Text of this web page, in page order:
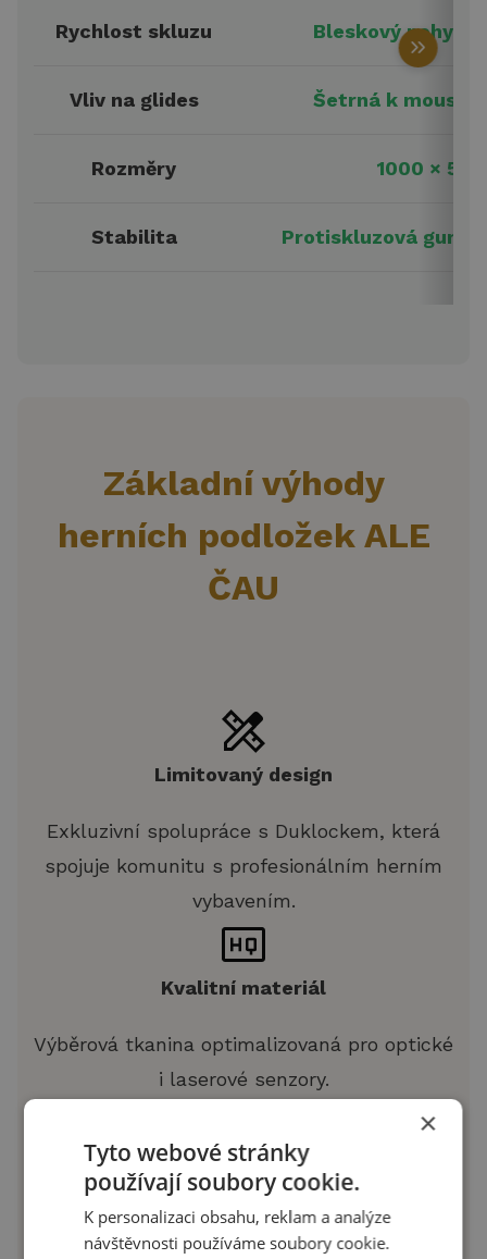
Rychlost skluzu Bleskový pohyb
Vliv na glides Šetrná k mouse
Rozměry 1000 ×
Stabilita Protiskluzová
keyboard_double_arrow_right
Základní výhody
herních podložek ALE
ČAU
Limitovaný design
Exkluzivní spolupráce s Duklockem, která
spojuje komunitu s profesionálním herním
vybavením.
Kvalitní materiál
Výběrová tkanina optimalizovaná pro optické
i laserové senzory.
Odolný povrch
Dlouhá životnost vláken bez ztráty
×
Tyto webové stránky
používají soubory cookie.
K personalizaci obsahu, reklam a analýze
návštěvnosti používáme soubory cookie.